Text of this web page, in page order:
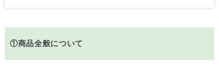
①商品全般について